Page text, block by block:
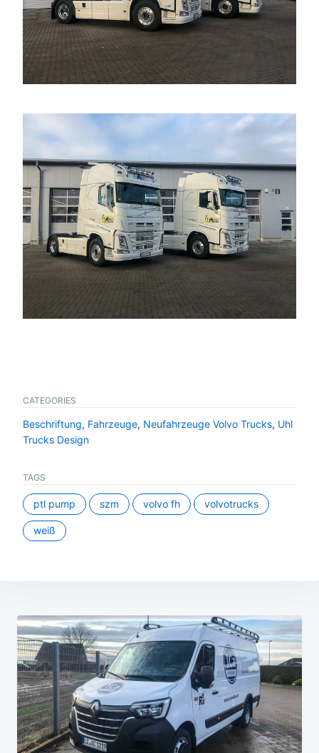
CATEGORIES
Beschriftung, Fahrzeuge, Neufahrzeuge Volvo Trucks, Uhl
Trucks Design
TAGS
ptl pump szm volvo fh volvotrucks
weiß
Beitragsnavigation